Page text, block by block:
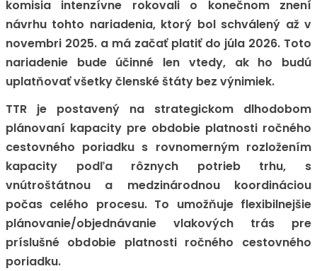
komisia intenzívne rokovali o konečnom znení
návrhu tohto nariadenia, ktorý bol schválený až v
novembri 2025. a má začať platiť do júla 2026. Toto
nariadenie bude účinné len vtedy, ak ho budú
uplatňovať všetky členské štáty bez výnimiek.
TTR je postavený na strategickom dlhodobom
plánovaní kapacity pre obdobie platnosti ročného
cestovného poriadku s rovnomerným rozložením
kapacity podľa rôznych potrieb trhu, s
vnútroštátnou a medzinárodnou koordináciou
počas celého procesu. To umožňuje flexibilnejšie
plánovanie/objednávanie vlakových trás pre
príslušné obdobie platnosti ročného cestovného
poriadku.